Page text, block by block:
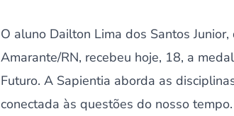
O aluno Dailton Lima dos Santos
Amarante/RN, recebeu hoje, 18, a
Futuro. A Sapientia aborda as
conectada às questões do nosso